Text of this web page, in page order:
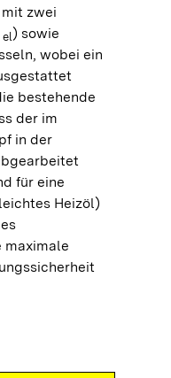
zwei
el) sowie
wobei ein
bestehende
der im
in der
für eine
Heizöl)
maximale